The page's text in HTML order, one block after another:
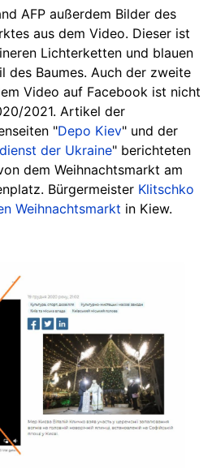
AFP außerdem Bilder des
aus dem Video. Dieser ist
Lichterketten und blauen
des Baumes. Auch der zweite
Video auf Facebook ist nicht
2021. Artikel der
"Depo Kiev" und der
der Ukraine" berichteten
dem Weihnachtsmarkt am
Bürgermeister Klitschko
Weihnachtsmarkt in Kiew.